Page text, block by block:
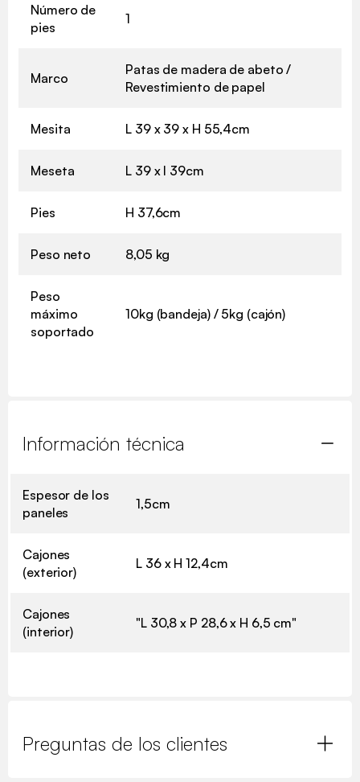
Número de
pies
1
Marco
Patas de madera de abeto /
Revestimiento de papel
Mesita L 39 x 39 x H 55,4cm
Meseta L 39 x l 39cm
Pies H 37,6cm
Peso neto 8,05 kg
Peso
máximo
soportado
10kg (bandeja) / 5kg (cajón)
Información técnica
Espesor de los
paneles
1,5cm
Cajones
(exterior)
L 36 x H 12,4cm
Cajones
(interior)
"L 30,8 x P 28,6 x H 6,5 cm"
Preguntas de los clientes